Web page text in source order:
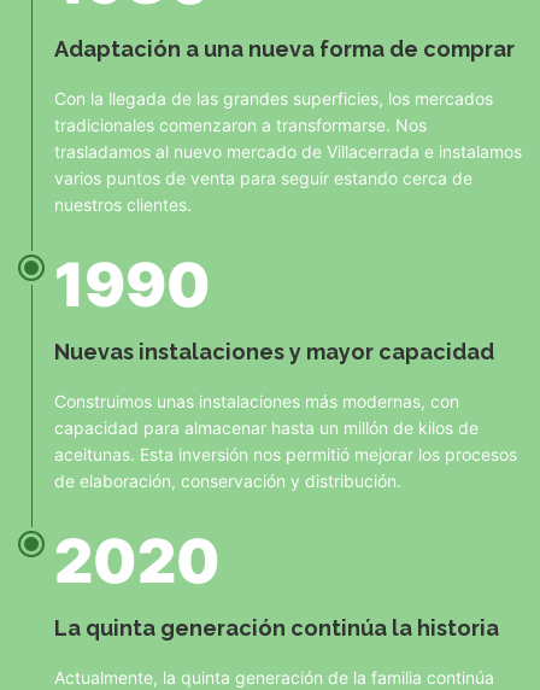
Adaptación a una nueva forma de comprar
Con la llegada de las grandes superficies, los mercados
tradicionales comenzaron a transformarse. Nos
trasladamos al nuevo mercado de Villacerrada e instalamos
varios puntos de venta para seguir estando cerca de
nuestros clientes.
1990
Nuevas instalaciones y mayor capacidad
Construimos unas instalaciones más modernas, con
capacidad para almacenar hasta un millón de kilos de
aceitunas. Esta inversión nos permitió mejorar los procesos
de elaboración, conservación y distribución.
2020
La quinta generación continúa la historia
Actualmente, la quinta generación de la familia continúa